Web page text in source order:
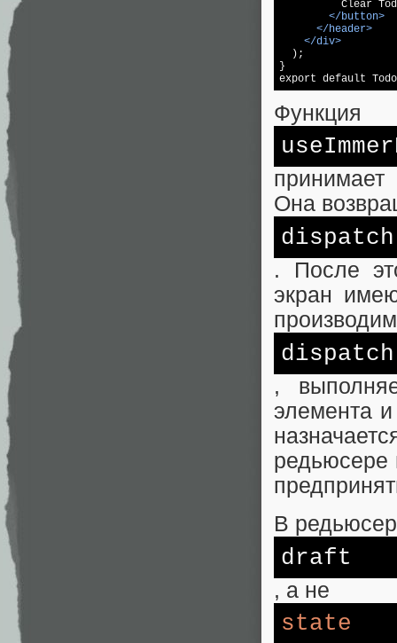
Clear
</button>
</header>
</div>
);
}
export default
Функция
Она
dispatch
. После
экран
dispatch
,
элемента
редьюсере
В
draft
, а не
state